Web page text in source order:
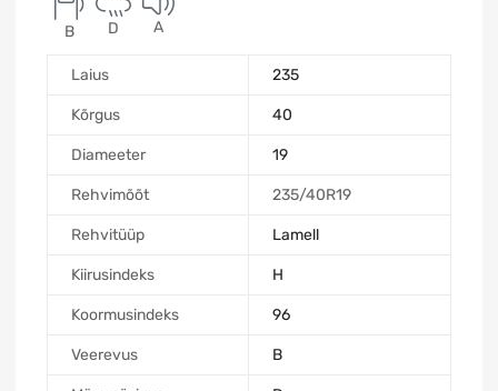
B D A
Laius 235
Kõrgus 40
Diameeter 19
Rehvimõõt 235/40R19
Rehvitüüp Lamell
Kiirusindeks H
Koormusindeks 96
Veerevus B